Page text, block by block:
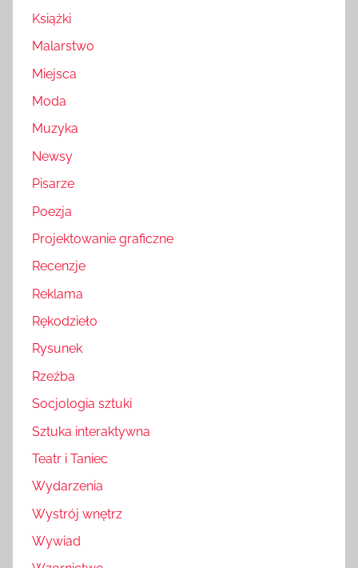
Książki
Malarstwo
Miejsca
Moda
Muzyka
Newsy
Pisarze
Poezja
Projektowanie graficzne
Recenzje
Reklama
Rękodzieło
Rysunek
Rzeźba
Socjologia sztuki
Sztuka interaktywna
Teatr i Taniec
Wydarzenia
Wystrój wnętrz
Wywiad